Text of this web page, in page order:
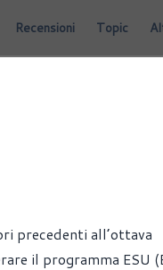
Recensioni Topic
precedenti all’ottava
il programma ESU